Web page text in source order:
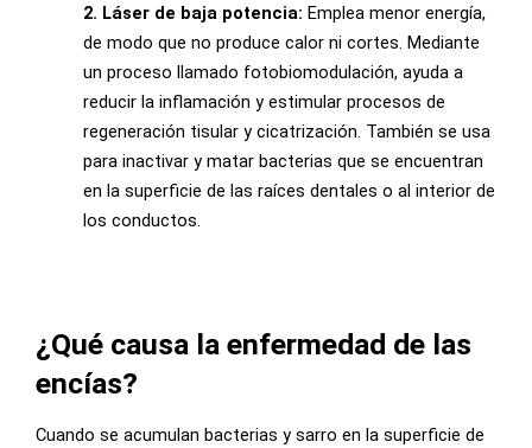
2. Láser de baja potencia: Emplea menor energía,
de modo que no produce calor ni cortes. Mediante
un proceso llamado fotobiomodulación, ayuda a
reducir la inflamación y estimular procesos de
regeneración tisular y cicatrización. También se usa
para inactivar y matar bacterias que se encuentran
en la superficie de las raíces dentales o al interior de
los conductos.
¿Qué causa la enfermedad de las
encías?
Cuando se acumulan bacterias y sarro en la superficie de